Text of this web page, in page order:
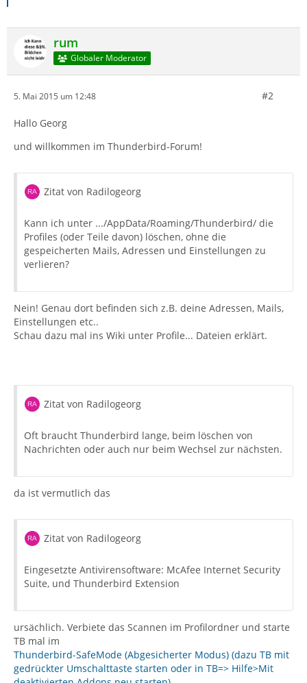
rum
Globaler Moderator
5. Mai 2015 um 12:48 #2
Hallo Georg
und willkommen im Thunderbird-Forum!
Zitat von Radilogeorg
Kann ich unter .../AppData/Roaming/Thunderbird/ die
Profiles (oder Teile davon) löschen, ohne die
gespeicherten Mails, Adressen und Einstellungen zu
verlieren?
Nein! Genau dort befinden sich z.B. deine Adressen, Mails,
Einstellungen etc..
Schau dazu mal ins Wiki unter Profile... Dateien erklärt.
Zitat von Radilogeorg
Oft braucht Thunderbird lange, beim löschen von
Nachrichten oder auch nur beim Wechsel zur nächsten.
da ist vermutlich das
Zitat von Radilogeorg
Eingesetzte Antivirensoftware: McAfee Internet Security
Suite, und Thunderbird Extension
ursächlich. Verbiete das Scannen im Profilordner und starte
TB mal im
Thunderbird-SafeMode (Abgesicherter Modus) (dazu TB mit
gedrückter Umschalttaste starten oder in TB=> Hilfe>Mit